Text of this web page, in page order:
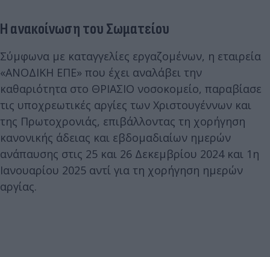
Η ανακοίνωση του Σωματείου
Σύμφωνα με καταγγελίες εργαζομένων, η εταιρεία
«ΑΝΟΔΙΚΗ ΕΠΕ» που έχει αναλάβει την
καθαριότητα στο ΘΡΙΑΣΙΟ νοσοκομείο, παραβίασε
τις υποχρεωτικές αργίες των Χριστουγέννων και
της Πρωτοχρονιάς, επιβάλλοντας τη χορήγηση
κανονικής άδειας και εβδομαδιαίων ημερών
ανάπαυσης στις 25 και 26 Δεκεμβρίου 2024 και 1η
Ιανουαρίου 2025 αντί για τη χορήγηση ημερών
αργίας.